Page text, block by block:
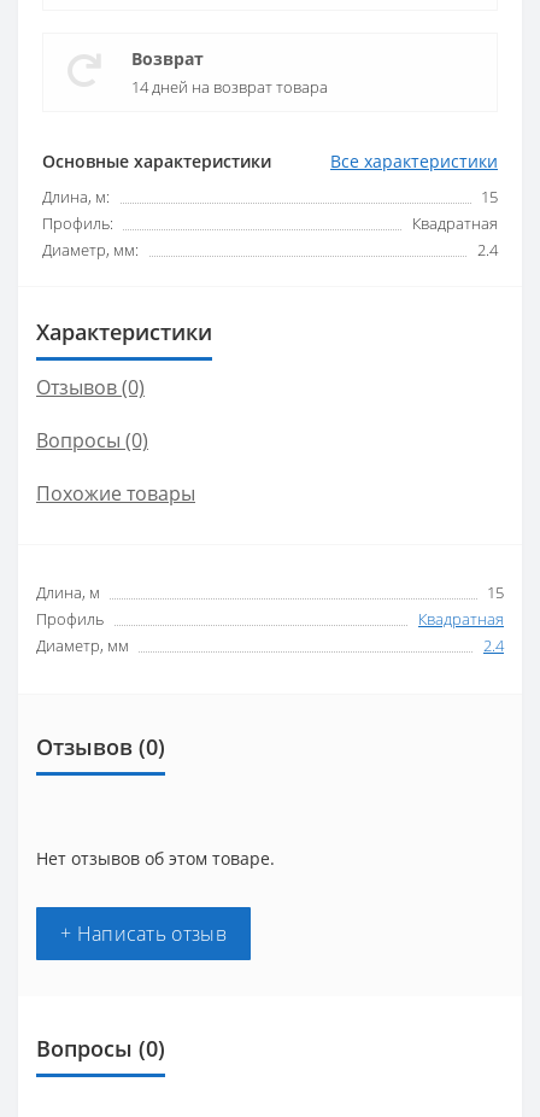
Основные характеристики Все характеристики
Длина, м:
15
Профиль:
Квадратная
Диаметр, мм:
2.4
Возврат
14 дней на возврат товара
Характеристики
Отзывов (0)
Вопросы (0)
Похожие товары
Длина, м
15
Профиль
Квадратная
Диаметр, мм
2.4
Отзывов (0)
Нет отзывов об этом товаре.
+ Написать отзыв
Вопросы (0)